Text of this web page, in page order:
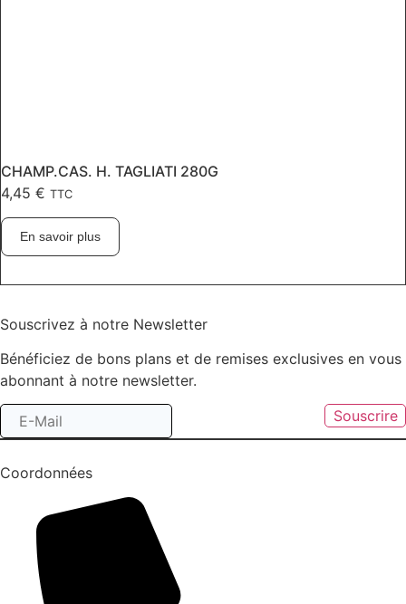
CHAMP.CAS. H. TAGLIATI 280G
4,45 € TTC
En savoir plus
Souscrivez à notre Newsletter
Bénéficiez de bons plans et de remises exclusives en vous
abonnant à notre newsletter.
Souscrire
Coordonnées